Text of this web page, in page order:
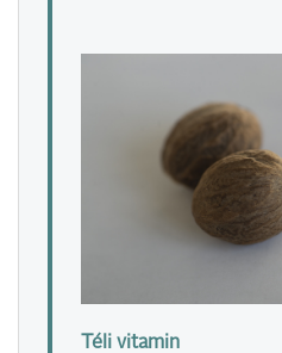
Téli vitamin